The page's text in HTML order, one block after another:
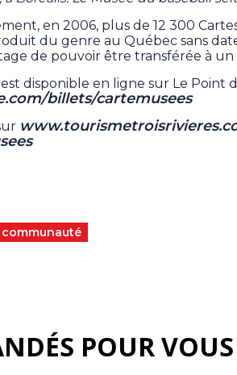
en 2006, plus de 12 300
du genre au Québec sans
de pouvoir être transférée à
est disponible en ligne sur Le Point
billets/cartemusees
POUR VOUS